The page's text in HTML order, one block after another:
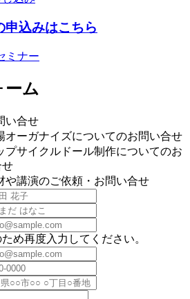
申込みはこちら
ミナー
ーム
い合せ
オーガナイズについてのお問い合せ
プサイクルドール制作についてのお
せ
や講演のご依頼・お問い合せ
め再度入力してください。